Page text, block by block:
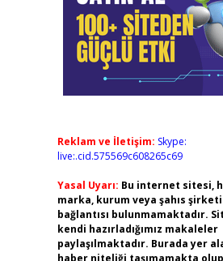
Reklam ve İletişim: Skype:
live:.cid.575569c608265c69
Yasal Uyarı: Bu internet sitesi,
marka, kurum veya şahıs
bağlantısı bulunmamaktadır.
kendi hazırladığımız makaleler
paylaşılmaktadır. Burada yer
haber niteliği taşımamakta